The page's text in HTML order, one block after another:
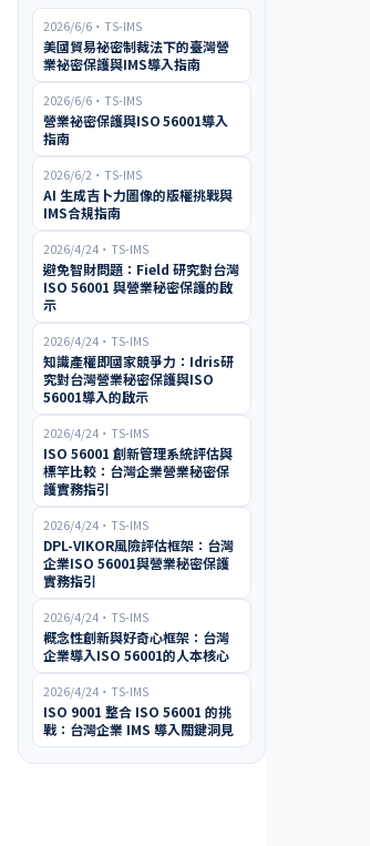
2026/6/6 ・ TS-IMS
美國貿易祕密制裁法下的臺灣營
業祕密保護與IMS導入指南
2026/6/6 ・ TS-IMS
營業祕密保護與ISO 56001導入
指南
2026/6/2 ・ TS-IMS
AI 生成吉卜力圖像的版權挑戰與
IMS合規指南
2026/4/24 ・ TS-IMS
避免智財問題：Field 研究對台灣
ISO 56001 與營業秘密保護的啟
示
2026/4/24 ・ TS-IMS
知識產權即國家競爭力：Idris研
究對台灣營業秘密保護與ISO
56001導入的啟示
2026/4/24 ・ TS-IMS
ISO 56001 創新管理系統評估與
標竿比較：台灣企業營業秘密保
護實務指引
2026/4/24 ・ TS-IMS
DPL-VIKOR風險評估框架：台灣
企業ISO 56001與營業秘密保護
實務指引
2026/4/24 ・ TS-IMS
概念性創新與好奇心框架：台灣
企業導入ISO 56001的人本核心
2026/4/24 ・ TS-IMS
ISO 9001 整合 ISO 56001 的挑
戰：台灣企業 IMS 導入關鍵洞見